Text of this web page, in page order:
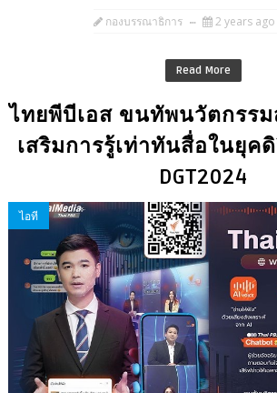
กองบรรณาธิการ 2 years ago
Read More
ไทยพีบีเอส ขนทัพนวัตกรรม
เสริมการรู้เท่าทันสื่อในยุค
DGT2024
ไอที